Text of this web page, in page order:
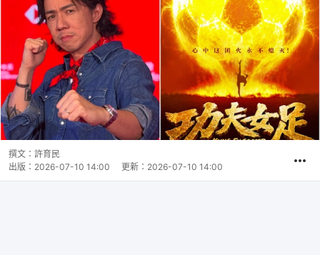
撰文： 許育民
出版： 2026-07-10 14:00 更新： 2026-07-10 14:00